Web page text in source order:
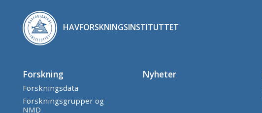
HAVFORSKNINGSINSTITUTTET
Forskning
Forskningsdata
Forskningsgrupper og
NMD
Nyheter